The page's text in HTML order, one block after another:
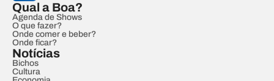
Qual a Boa?
Agenda de Shows
O que fazer?
Onde comer e beber?
Onde ficar?
Notícias
Bichos
Cultura